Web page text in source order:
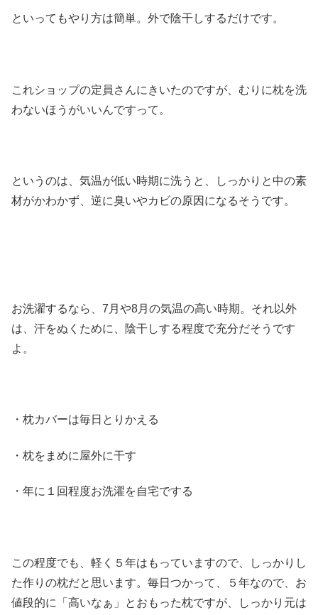
といってもやり方は簡単。外で陰干しするだけです。
これショップの定員さんにきいたのですが、むりに枕を洗
わないほうがいいんですって。
というのは、気温が低い時期に洗うと、しっかりと中の素
材がかわかず、逆に臭いやカビの原因になるそうです。
お洗濯するなら、7月や8月の気温の高い時期。それ以外
は、汗をぬくために、陰干しする程度で充分だそうです
よ。
・枕カバーは毎日とりかえる
・枕をまめに屋外に干す
・年に１回程度お洗濯を自宅でする
この程度でも、軽く５年はもっていますので、しっかりし
た作りの枕だと思います。毎日つかって、５年なので、お
値段的に「高いなぁ」とおもった枕ですが、しっかり元は